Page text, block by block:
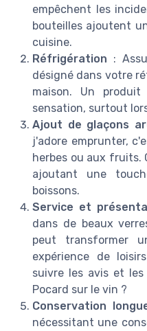
empêchent les
bouteilles ajoutent
cuisine.
Réfrigération :
désigné dans votre
maison. Un
sensation, surtout
Ajout de glaçons
j'adore emprunter,
herbes ou aux fruits.
ajoutant une
boissons.
Service et
dans de beaux
peut transformer
expérience de
suivre les avis et
Pocard sur le vin ?
Conservation
nécessitant une